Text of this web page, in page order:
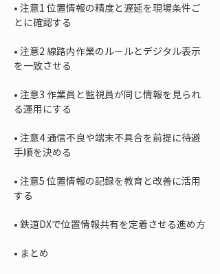
• 注意1 位置情報の精度と遅延を現場条件ご
• 注意2 線路内作業のルールとデジタル表示
• 注意3 作業員と監視員が同じ情報を見られ
• 注意4 通信不良や端末不具合を前提に待避
• 注意5 位置情報の記録を教育と改善に活用
•
• まとめ